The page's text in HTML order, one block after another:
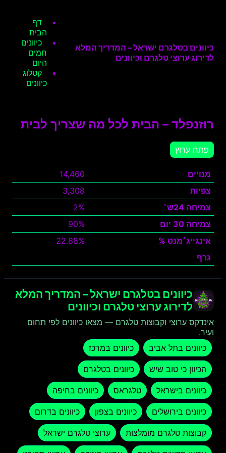
כיוונים בטלגרם ישראל – המדריך המלא
לדירוג ערוצי טלגרם וכיוונים
דף
הבית
כיוונים
חמים
היום
קטלוג
כיוונים
רוזנפלד – הבית לכל מה שצריך לבית
פתח ערוץ
מנויים
14,460
צפיות
3,308
צמיחה 24ש׳
2%
צמיחה 30 יום
90%
אינגייג׳מנט %
22.88%
גרף
כיוונים בטלגרם ישראל – המדריך המלא
לדירוג ערוצי טלגרם וכיוונים
אינדקס ערוצי וקבוצות טלגרם — מצאו כיוונים לפי תחום
ועיר.
כיוונים בתל אביב
כיוונים במרכז
הכיוון כי טוב שיש כיוונים בטלגרם
כיוונים בישראל טלגראס כיוונים בחיפה
כיוונים בירושלים כיוונים בצפון כיוונים בדרום
קבוצות טלגרם מומלצות ערוצי טלגרם ישראל